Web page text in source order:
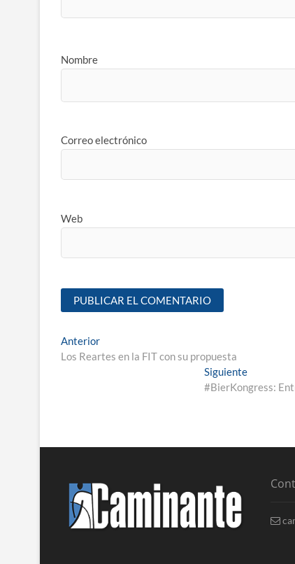
Nombre
Correo electrónico
Web
Anterior
Los Reartes en la FIT con su propuesta
Siguiente
#BierKongress: